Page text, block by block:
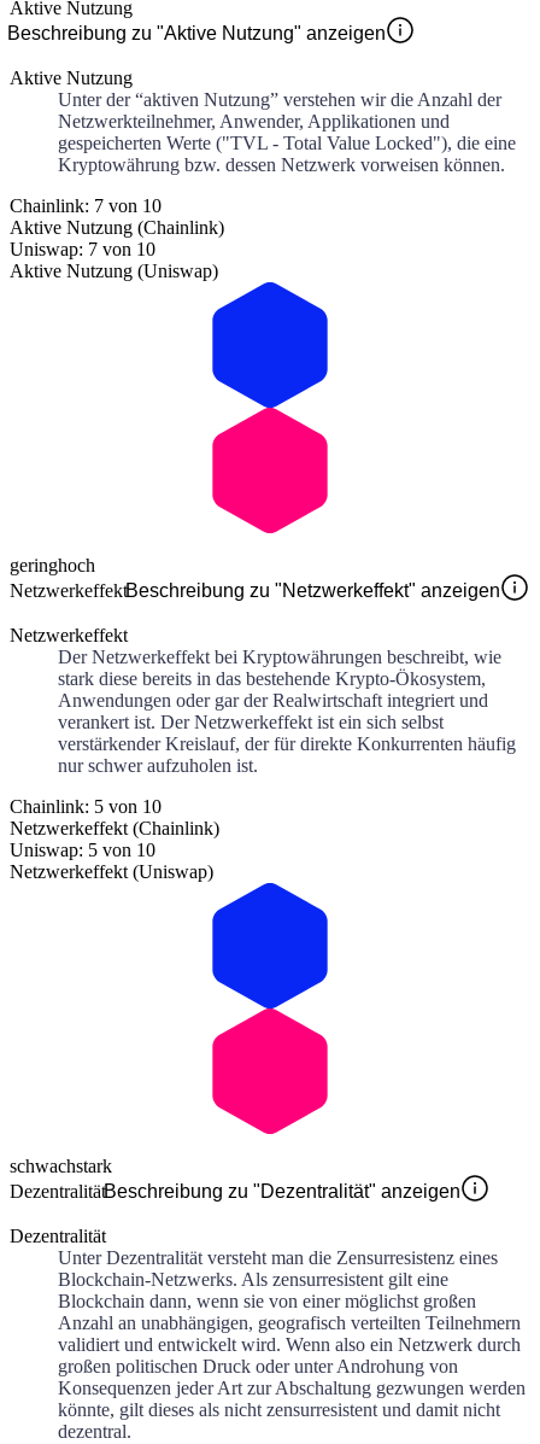
Aktive Nutzung
Beschreibung zu "Aktive Nutzung" anzeigen
Aktive Nutzung
Unter der “aktiven Nutzung” verstehen wir die Anzahl der
Netzwerkteilnehmer, Anwender, Applikationen und
gespeicherten Werte ("TVL - Total Value Locked"), die eine
Kryptowährung bzw. dessen Netzwerk vorweisen können.
Chainlink: 7 von 10
Aktive Nutzung (Chainlink)
Uniswap: 7 von 10
Aktive Nutzung (Uniswap)
geringhoch
NetzwerkeffektBeschreibung zu "Netzwerkeffekt" anzeigen
Netzwerkeffekt
Der Netzwerkeffekt bei Kryptowährungen beschreibt, wie
stark diese bereits in das bestehende Krypto-Ökosystem,
Anwendungen oder gar der Realwirtschaft integriert und
verankert ist. Der Netzwerkeffekt ist ein sich selbst
verstärkender Kreislauf, der für direkte Konkurrenten häufig
nur schwer aufzuholen ist.
Chainlink: 5 von 10
Netzwerkeffekt (Chainlink)
Uniswap: 5 von 10
Netzwerkeffekt (Uniswap)
schwachstark
DezentralitätBeschreibung zu "Dezentralität" anzeigen
Dezentralität
Unter Dezentralität versteht man die Zensurresistenz eines
Blockchain-Netzwerks. Als zensurresistent gilt eine
Blockchain dann, wenn sie von einer möglichst großen
Anzahl an unabhängigen, geografisch verteilten Teilnehmern
validiert und entwickelt wird. Wenn also ein Netzwerk durch
großen politischen Druck oder unter Androhung von
Konsequenzen jeder Art zur Abschaltung gezwungen werden
könnte, gilt dieses als nicht zensurresistent und damit nicht
dezentral.